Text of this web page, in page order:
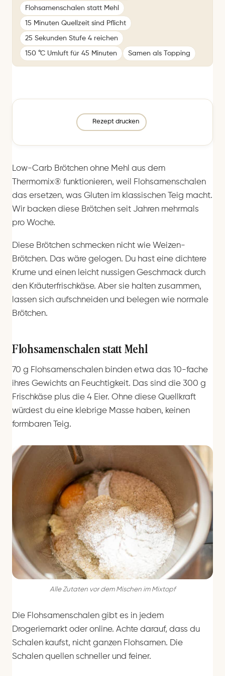
Flohsamenschalen statt Mehl
15 Minuten Quellzeit sind Pflicht
25 Sekunden Stufe 4 reichen
150 °C Umluft für 45 Minuten Samen als Topping
Rezept drucken
Low-Carb Brötchen ohne Mehl aus dem
Thermomix® funktionieren, weil Flohsamenschalen
das ersetzen, was Gluten im klassischen Teig macht.
Wir backen diese Brötchen seit Jahren mehrmals
pro Woche.
Diese Brötchen schmecken nicht wie Weizen-
Brötchen. Das wäre gelogen. Du hast eine dichtere
Krume und einen leicht nussigen Geschmack durch
den Kräuterfrischkäse. Aber sie halten zusammen,
lassen sich aufschneiden und belegen wie normale
Brötchen.
Flohsamenschalen statt Mehl
70 g Flohsamenschalen binden etwa das 10-fache
ihres Gewichts an Feuchtigkeit. Das sind die 300 g
Frischkäse plus die 4 Eier. Ohne diese Quellkraft
würdest du eine klebrige Masse haben, keinen
formbaren Teig.
Alle Zutaten vor dem Mischen im Mixtopf
Die Flohsamenschalen gibt es in jedem
Drogeriemarkt oder online. Achte darauf, dass du
Schalen kaufst, nicht ganzen Flohsamen. Die
Schalen quellen schneller und feiner.